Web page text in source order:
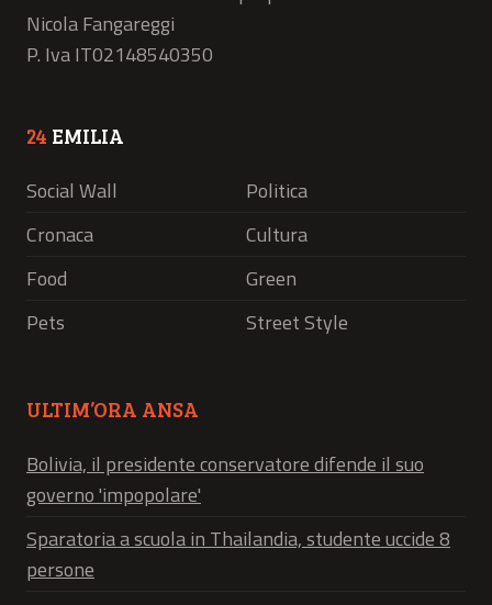
Nicola Fangareggi
P. Iva IT02148540350
24 EMILIA
Social Wall
Politica
Cronaca
Cultura
Food
Green
Pets
Street Style
ULTIM’ORA ANSA
Bolivia, il presidente conservatore difende il suo
governo 'impopolare'
Sparatoria a scuola in Thailandia, studente uccide 8
persone